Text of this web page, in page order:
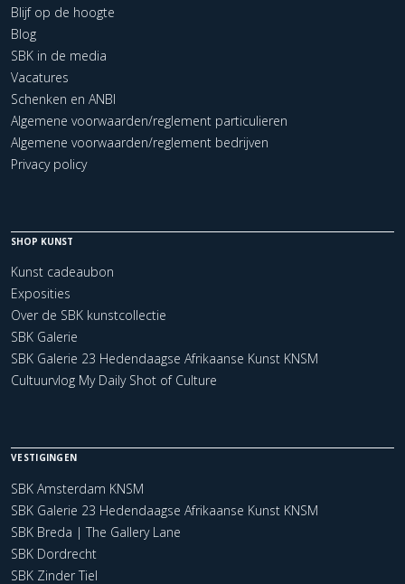
Blijf op de hoogte
Blog
SBK in de media
Vacatures
Schenken en ANBI
Algemene voorwaarden/reglement particulieren
Algemene voorwaarden/reglement bedrijven
Privacy policy
SHOP KUNST
Kunst cadeaubon
Exposities
Over de SBK kunstcollectie
SBK Galerie
SBK Galerie 23 Hedendaagse Afrikaanse Kunst KNSM
Cultuurvlog My Daily Shot of Culture
VESTIGINGEN
SBK Amsterdam KNSM
SBK Galerie 23 Hedendaagse Afrikaanse Kunst KNSM
SBK Breda | The Gallery Lane
SBK Dordrecht
SBK Zinder Tiel